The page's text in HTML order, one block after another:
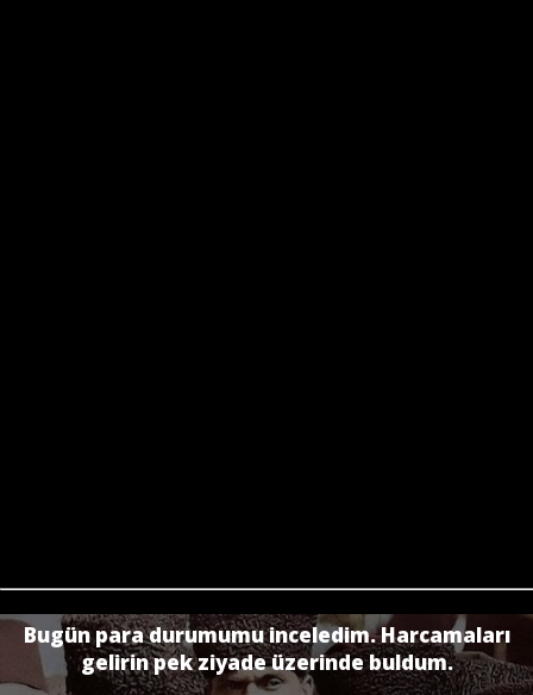
Bugün para durumumu inceledim. Harcamaları
gelirin pek ziyade üzerinde buldum.